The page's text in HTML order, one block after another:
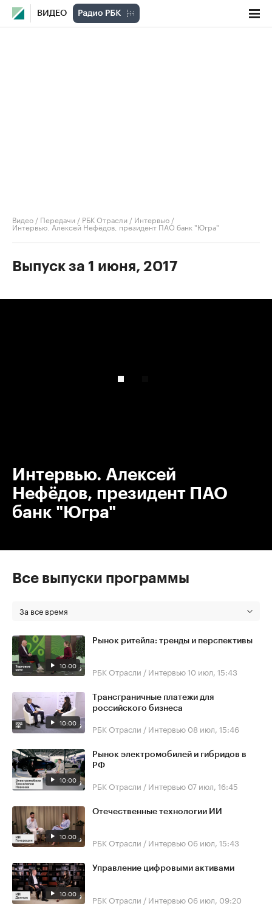
ВИДЕО
Видео / Передачи / РБК Отрасли / Интервью /
Интервью. Алексей Нефёдов, президент ПАО банк "Югра"
Выпуск за 1 июня, 2017
Интервью. Алексей
Нефёдов, президент ПАО
банк "Югра"
Все выпуски программы
За все время
10:00
Рынок ритейла: тренды и перспективы
РБК Отрасли / Интервью10 июл, 15:43
10:00
Трансграничные платежи для
российского бизнеса
РБК Отрасли / Интервью 08 июл, 15:46
10:00
Рынок электромобилей и гибридов в
РФ
РБК Отрасли / Интервью 07 июл, 16:45
10:00
Отечественные технологии ИИ
РБК Отрасли / Интервью 06 июл, 15:43
10:00
Управление цифровыми активами
РБК Отрасли / Интервью 06 июл, 09:20